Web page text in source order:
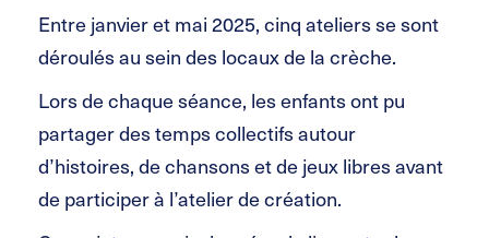
Entre janvier et mai 2025, cinq ateliers se sont
déroulés au sein des locaux de la crèche.
Lors de chaque séance, les enfants ont pu
partager des temps collectifs autour
d’histoires, de chansons et de jeux libres avant
de participer à l’atelier de création.